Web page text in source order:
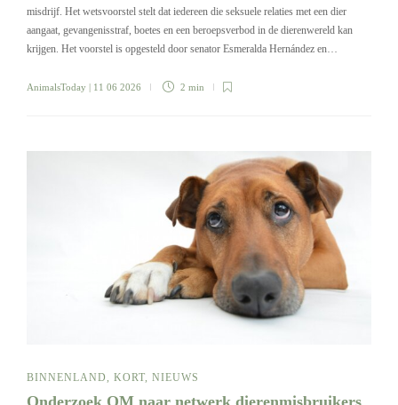
misdrijf. Het wetsvoorstel stelt dat iedereen die seksuele relaties met een dier
aangaat, gevangenisstraf, boetes en een beroepsverbod in de dierenwereld kan
krijgen. Het voorstel is opgesteld door senator Esmeralda Hernández en…
AnimalsToday | 11 06 2026 2 min
BINNENLAND, KORT, NIEUWS